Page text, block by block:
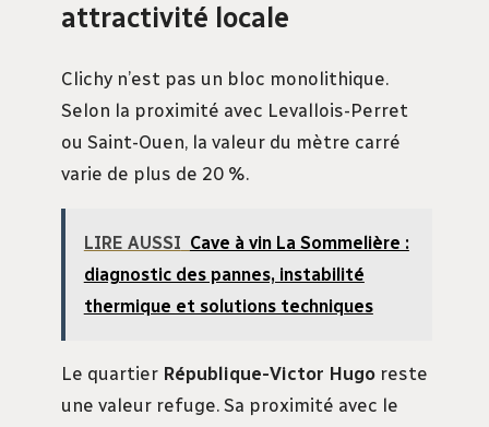
attractivité locale
Clichy n’est pas un bloc monolithique.
Selon la proximité avec Levallois-Perret
ou Saint-Ouen, la valeur du mètre carré
varie de plus de 20 %.
LIRE AUSSI Cave à vin La Sommelière :
diagnostic des pannes, instabilité
thermique et solutions techniques
Le quartier République-Victor Hugo reste
une valeur refuge. Sa proximité avec le